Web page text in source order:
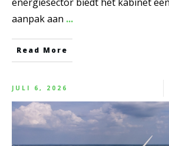
aanpak aan ...
Read More
JULI 6, 2026